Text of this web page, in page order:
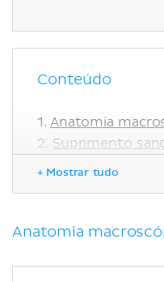
Conteúdo
Anatomia
Suprimento
Função
Referências
+ Mostrar tudo
Anatomia